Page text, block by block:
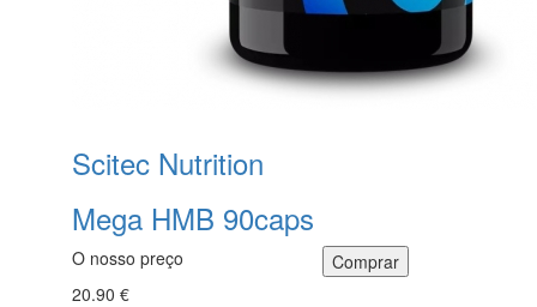
Scitec Nutrition
Mega HMB 90caps
O nosso preço
20.90 €